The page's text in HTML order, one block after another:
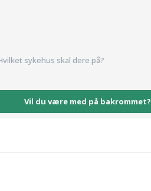
sykehus skal dere på?
Vil du være med på bakrommet?